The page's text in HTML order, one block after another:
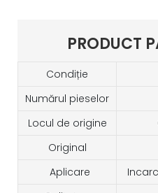
PRODUCT
Condiție
Numărul pieselor
Locul de origine
Original
Aplicare